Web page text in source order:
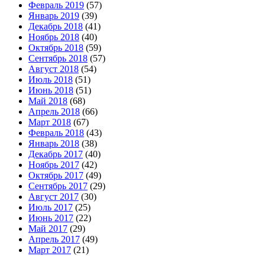
Февраль 2019 (57)
Январь 2019 (39)
Декабрь 2018 (41)
Ноябрь 2018 (40)
Октябрь 2018 (59)
Сентябрь 2018 (57)
Август 2018 (54)
Июль 2018 (51)
Июнь 2018 (51)
Май 2018 (68)
Апрель 2018 (66)
Март 2018 (67)
Февраль 2018 (43)
Январь 2018 (38)
Декабрь 2017 (40)
Ноябрь 2017 (42)
Октябрь 2017 (49)
Сентябрь 2017 (29)
Август 2017 (30)
Июль 2017 (25)
Июнь 2017 (22)
Май 2017 (29)
Апрель 2017 (49)
Март 2017 (21)